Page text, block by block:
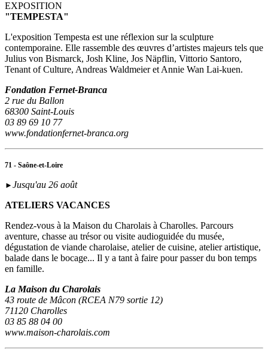
EXPOSITION
"TEMPESTA"
L'exposition Tempesta est une réflexion sur la sculpture
contemporaine. Elle rassemble des œuvres d’artistes majeurs tels que
Julius von Bismarck, Josh Kline, Jos Näpflin, Vittorio Santoro,
Tenant of Culture, Andreas Waldmeier et Annie Wan Lai-kuen.
Fondation Fernet-Branca
2 rue du Ballon
68300 Saint-Louis
03 89 69 10 77
www.fondationfernet-branca.org
71 - Saône-et-Loire
► Jusqu'au 26 août
ATELIERS VACANCES
Rendez-vous à la Maison du Charolais à Charolles. Parcours
aventure, chasse au trésor ou visite audioguidée du musée,
dégustation de viande charolaise, atelier de cuisine, atelier artistique,
balade dans le bocage... Il y a tant à faire pour passer du bon temps
en famille.
La Maison du Charolais
43 route de Mâcon (RCEA N79 sortie 12)
71120 Charolles
03 85 88 04 00
www.maison-charolais.com